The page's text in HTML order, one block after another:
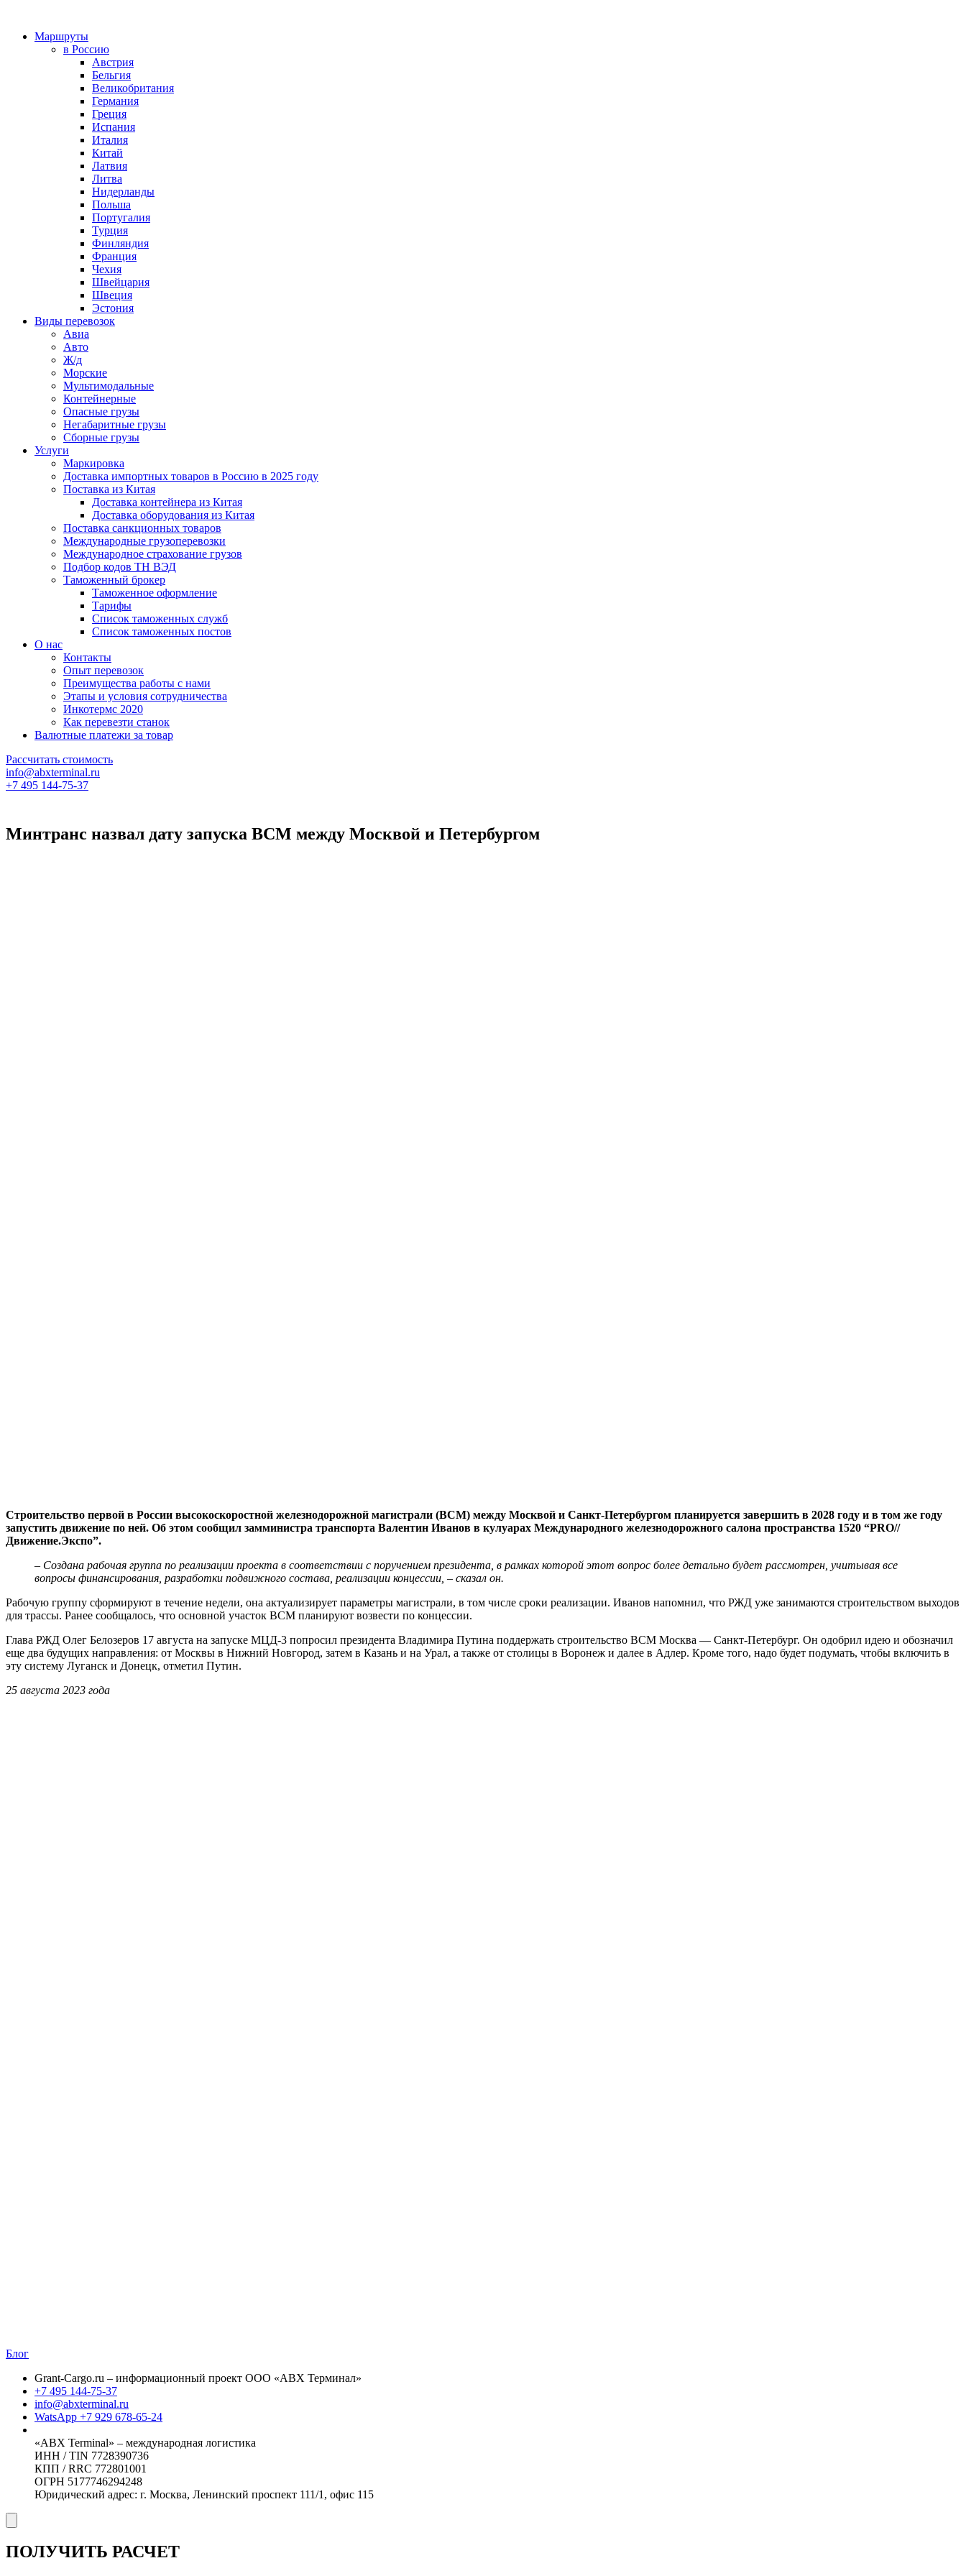
Маршруты
в Россию
Австрия
Бельгия
Великобритания
Германия
Греция
Испания
Италия
Китай
Латвия
Литва
Нидерланды
Польша
Португалия
Турция
Финляндия
Франция
Чехия
Швейцария
Швеция
Эстония
Виды перевозок
Авиа
Авто
Ж/д
Морские
Мультимодальные
Контейнерные
Опасные грузы
Негабаритные грузы
Сборные грузы
Услуги
Маркировка
Доставка импортных товаров в Россию в 2025 году
Поставка из Китая
Доставка контейнера из Китая
Доставка оборудования из Китая
Поставка санкционных товаров
Международные грузоперевозки
Международное страхование грузов
Подбор кодов ТН ВЭД
Таможенный брокер
Таможенное оформление
Тарифы
Список таможенных служб
Список таможенных постов
О нас
Контакты
Опыт перевозок
Преимущества работы с нами
Этапы и условия сотрудничества
Инкотермс 2020
Как перевезти станок
Валютные платежи за товар
Рассчитать стоимость
info@abxterminal.ru
+7 495 144-75-37
Минтранс назвал дату запуска ВСМ между Москвой и Петербургом
Строительство первой в России высокоскоростной железнодорожной магистрали (ВСМ) между Москвой и Санкт-Петербургом планируется завершить в 2028 году и в том же году
запустить движение по ней. Об этом сообщил замминистра транспорта Валентин Иванов в кулуарах Международного железнодорожного салона пространства 1520 “PRO//
Движение.Экспо”.
– Создана рабочая группа по реализации проекта в соответствии с поручением президента, в рамках которой этот вопрос более детально будет рассмотрен, учитывая все
вопросы финансирования, разработки подвижного состава, реализации концессии, – сказал он.
Рабочую группу сформируют в течение недели, она актуализирует параметры магистрали, в том числе сроки реализации. Иванов напомнил, что РЖД уже занимаются строительством выходов
для трассы. Ранее сообщалось, что основной участок ВСМ планируют возвести по концессии.
Глава РЖД Олег Белозеров 17 августа на запуске МЦД-3 попросил президента Владимира Путина поддержать строительство ВСМ Москва — Санкт-Петербург. Он одобрил идею и обозначил
еще два будущих направления: от Москвы в Нижний Новгород, затем в Казань и на Урал, а также от столицы в Воронеж и далее в Адлер. Кроме того, надо будет подумать, чтобы включить в
эту систему Луганск и Донецк, отметил Путин.
25 августа 2023 года
Блог
Grant-Cargo.ru – информационный проект ООО «ABX Терминал»
+7 495 144-75-37
info@abxterminal.ru
WatsApp +7 929 678-65-24
«ABX Terminal» – международная логистика
ИНН / TIN 7728390736
КПП / RRC 772801001
ОГРН 5177746294248
Юридический адрес: г. Москва, Ленинский проспект 111/1, офис 115
ПОЛУЧИТЬ РАСЧЕТ